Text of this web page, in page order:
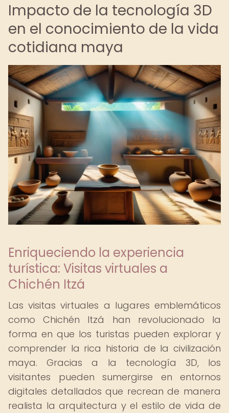
Impacto de la tecnología 3D
en el conocimiento de la vida
cotidiana maya
Enriqueciendo la experiencia
turística: Visitas virtuales a
Chichén Itzá
Las visitas virtuales a lugares emblemáticos
como Chichén Itzá han revolucionado la
forma en que los turistas pueden explorar y
comprender la rica historia de la civilización
maya. Gracias a la tecnología 3D, los
visitantes pueden sumergirse en entornos
digitales detallados que recrean de manera
realista la arquitectura y el estilo de vida de